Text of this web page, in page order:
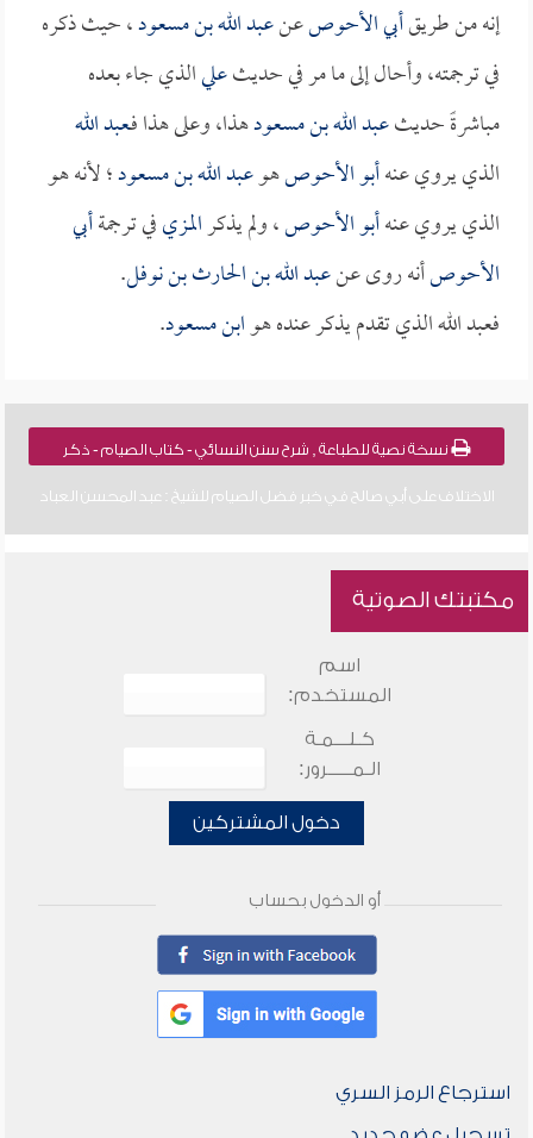
إنه من طريقأبي الأحوصعنعبد الله بن مسعود، حيث ذكره
في ترجمته، وأحال إلى ما مر في حديثعليالذي جاء بعده
مباشرةً حديثعبد الله بن مسعودهذا، وعلى هذا فـعبد الله
الذي يروي عنهأبو الأحوصهوعبد الله بن مسعود؛ لأنه هو
الذي يروي عنهأبو الأحوص، ولم يذكرالمزيفي ترجمةأبي
الأحوصأنه روى عنعبد الله بن الحارث بن نوفل.
فعبد الله الذي تقدم يذكر عنده هوابن مسعود.
نسخة نصية للطباعة , شرح سنن النسائي - كتاب الصيام - ذكر
الاختلاف على أبي صالح في خبر فضل الصيام للشيخ : عبد المحسن العباد
مكتبتك الصوتية
اسم
المستخدم:
كـلـــمـة
الـمـــــرور:
دخول المشتركين
أو الدخول بحساب
استرجاع الرمز السري